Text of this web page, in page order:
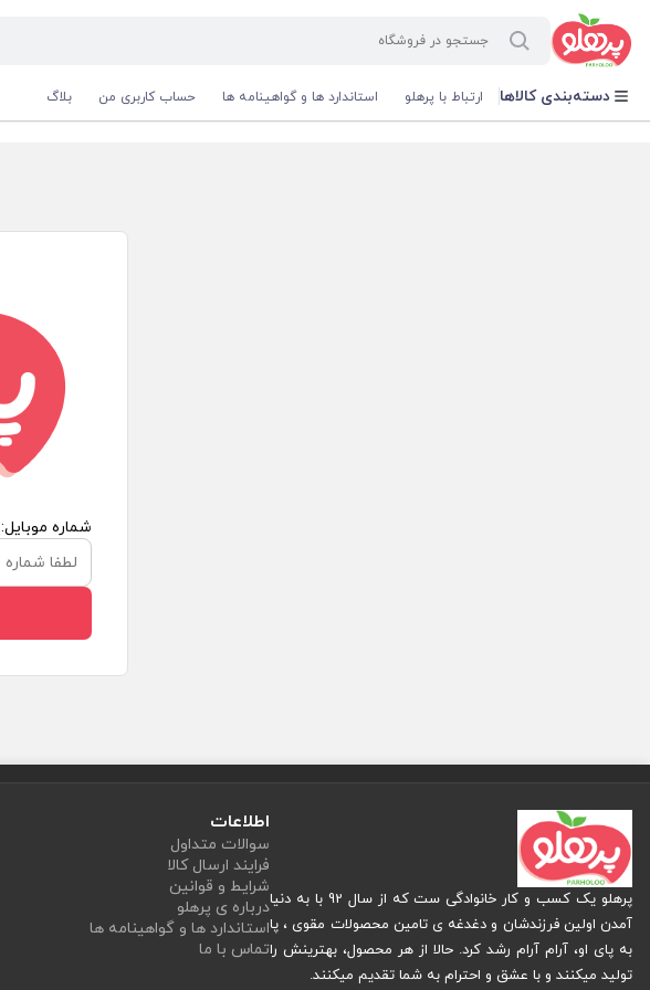
دسته‌بندی کالاها ارتباط با پرهلو استاندارد ها و گواهینامه ها حساب کاربری من بلاگ
شماره موبایل:
پرهلو یک کسب و کار خانوادگی ست که از سال 92 با به دنیا
آمدن اولین فرزندشان و دغدغه ی تامین محصولات مقوی ، پا
به پای او، آرام آرام رشد کرد. حالا از هر محصول، بهترینش را
تولید میکنند و با عشق و احترام به شما تقدیم میکنند.
اطلاعات
سوالات متداول
فرایند ارسال کالا
شرایط و قوانین
درباره ی پرهلو
استاندارد ها و گواهینامه ها
تماس با ما